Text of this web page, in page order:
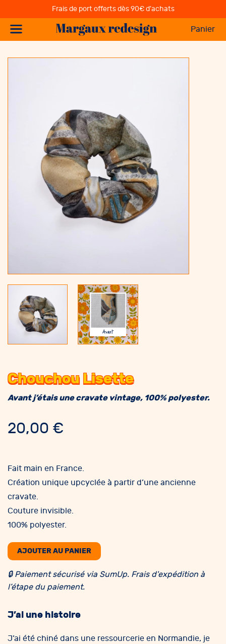
Frais de port offerts dès 90€ d'achats
Panier
Chouchou Lisette
Avant j’étais une cravate vintage, 100% polyester.
20,00 €
Fait main en France.
Création unique upcyclée à partir d’une ancienne
cravate.
Couture invisible.
100% polyester.
AJOUTER AU PANIER
🔒 Paiement sécurisé via SumUp. Frais d'expédition à
l’étape du paiement.
J’ai une histoire
J’ai été chiné dans une ressourcerie en Normandie, je